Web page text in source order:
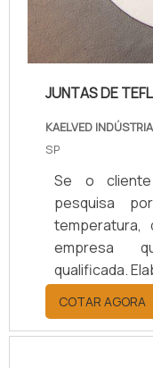
JUNTAS DE
KAELVED
SP
Se o
pesquisa
temperatura,
empresa
qualificada.
por meio
descobrindo a
COTAR AGORA